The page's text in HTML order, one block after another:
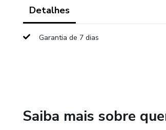
-4 modelos
Detalhes
Garantia de 7 dias
Saiba mais sobre